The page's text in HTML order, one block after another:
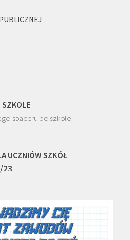
SZKOLE
spaceru po szkole
UCZNIÓW SZKÓŁ
23